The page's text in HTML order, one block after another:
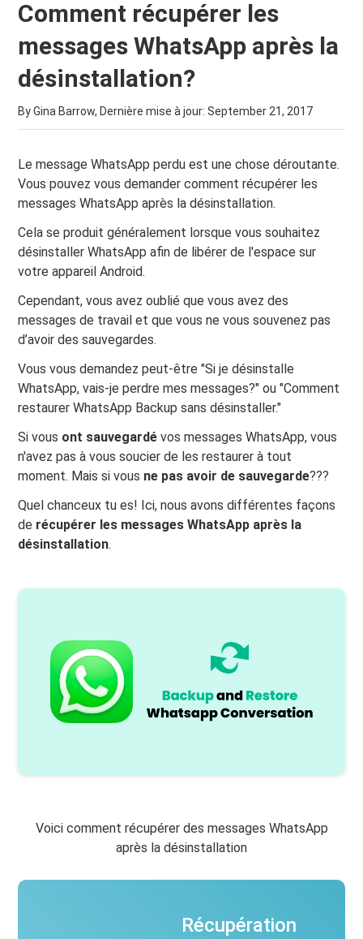
Comment récupérer les
messages WhatsApp après la
désinstallation?
By Gina Barrow, Dernière mise à jour:September 21, 2017
Le message WhatsApp perdu est une chose déroutante.
Vous pouvez vous demander comment récupérer les
messages WhatsApp après la désinstallation.
Cela se produit généralement lorsque vous souhaitez
désinstaller WhatsApp afin de libérer de l'espace sur
votre appareil Android.
Cependant, vous avez oublié que vous avez des
messages de travail et que vous ne vous souvenez pas
d’avoir des sauvegardes.
Vous vous demandez peut-être "Si je désinstalle
WhatsApp, vais-je perdre mes messages?" ou "Comment
restaurer WhatsApp Backup sans désinstaller."
Si vous ont sauvegardé vos messages WhatsApp, vous
n'avez pas à vous soucier de les restaurer à tout
moment. Mais si vous ne pas avoir de sauvegarde???
Quel chanceux tu es! Ici, nous avons différentes façons
de récupérer les messages WhatsApp après la
désinstallation.
Voici comment récupérer des messages WhatsApp
après la désinstallation
Récupération